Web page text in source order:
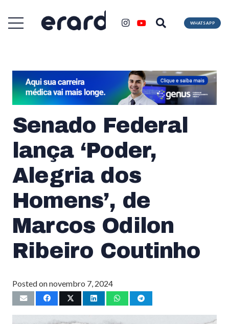
WHATSAPP
Senado Federal
lança ‘Poder,
Alegria dos
Homens’, de
Marcos Odilon
Ribeiro Coutinho
Posted onnovembro 7, 2024